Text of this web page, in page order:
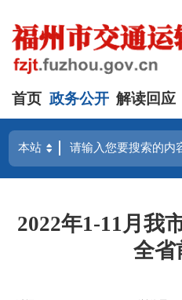
首页 政务公开 解读回应
2022年1-11月我
全省